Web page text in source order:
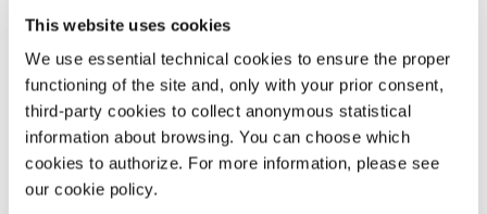
This website uses cookies
We use essential technical cookies to ensure the proper
functioning of the site and, only with your prior consent,
third-party cookies to collect anonymous statistical
information about browsing. You can choose which
cookies to authorize. For more information, please see
our cookie policy.
for DJs who want to show off their unique music style and
visuals.
is equipped with screen effects and handheld
visuals. Explore and watch as the world warps around you.